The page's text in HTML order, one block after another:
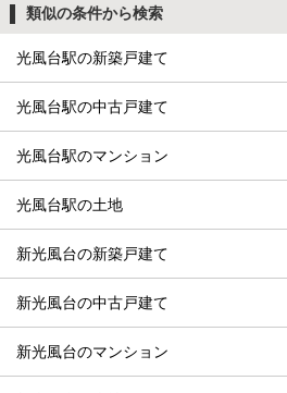
類似の条件から検索
光風台駅の新築戸建て
光風台駅の中古戸建て
光風台駅のマンション
光風台駅の土地
新光風台の新築戸建て
新光風台の中古戸建て
新光風台のマンション